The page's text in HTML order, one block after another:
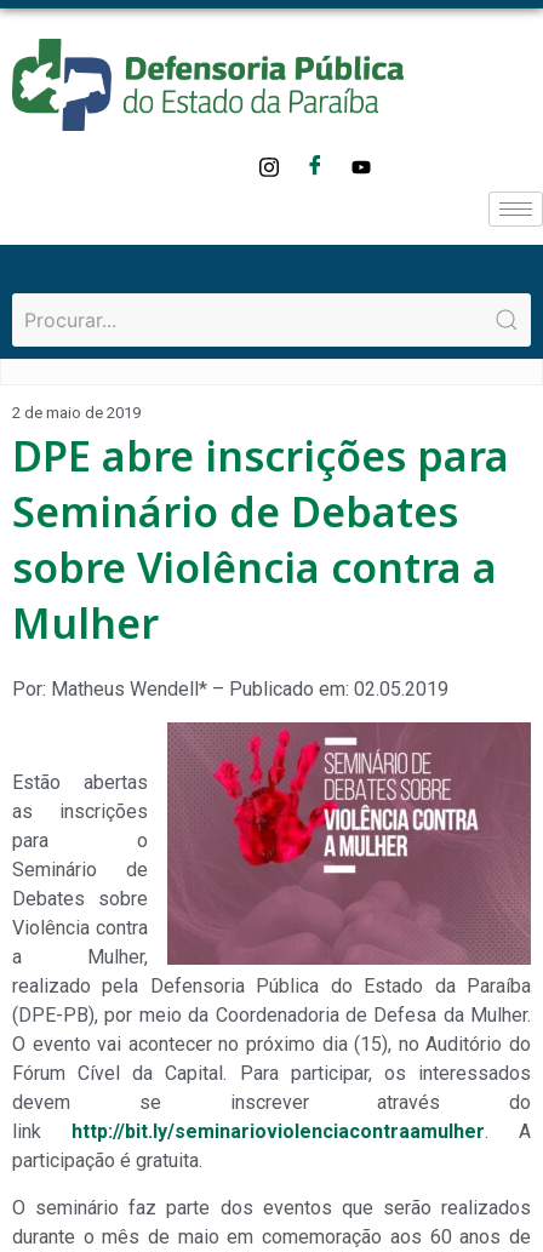
2 de maio de 2019
DPE abre inscrições para
Seminário de Debates
sobre Violência contra a
Mulher
Por: Matheus Wendell* – Publicado em: 02.05.2019
Estão abertas
as inscrições
para o
Seminário de
Debates sobre
Violência contra
a Mulher,
realizado pela Defensoria Pública do Estado da Paraíba
(DPE-PB), por meio da Coordenadoria de Defesa da Mulher.
O evento vai acontecer no próximo dia (15), no Auditório do
Fórum Cível da Capital. Para participar, os interessados
devem se inscrever através do
link
http://bit.ly/seminarioviolenciacontraamulher. A
participação é gratuita.
O seminário faz parte dos eventos que serão realizados
durante o mês de maio em comemoração aos 60 anos de